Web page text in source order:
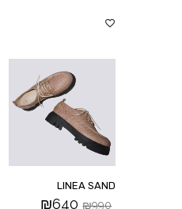
LINEA SAND
₪990
₪640